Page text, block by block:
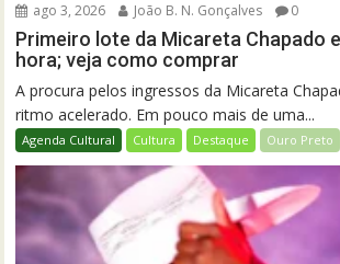
ago 3, 2026 João B. N. Gonçalves 0
Primeiro lote da Micareta Chapado
hora; veja como comprar
A procura pelos ingressos da Micareta
ritmo acelerado. Em pouco mais de uma...
Agenda Cultural Cultura Destaque Ouro Preto